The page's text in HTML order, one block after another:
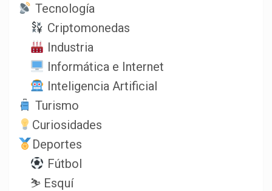
Tecnología
Criptomonedas
Industria
Informática e Internet
Inteligencia Artificial
Turismo
Curiosidades
Deportes
Fútbol
⛷️ Esquí